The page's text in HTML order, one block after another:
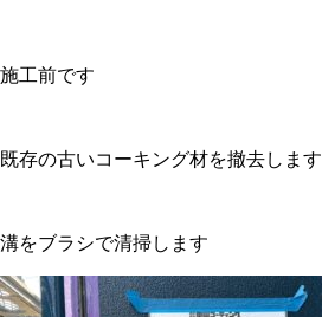
施工前です
既存の古いコーキング材を撤去します
溝をブラシで清掃します